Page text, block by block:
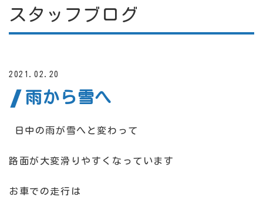
スタッフブログ
2021.02.20
雨から雪へ
日中の雨が雪へと変わって
路面が大変滑りやすくなっています
お車での走行は